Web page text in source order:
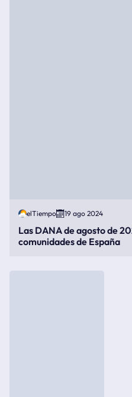
elTiempo 19 ago 2024
Las DANA de agosto de
comunidades de España